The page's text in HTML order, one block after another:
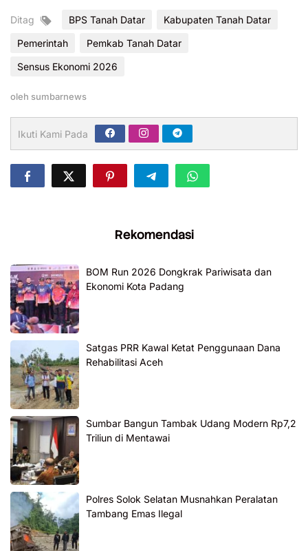
Ditag BPS Tanah Datar
Kabupaten Tanah Datar
Pemerintah
Pemkab Tanah Datar
Sensus Ekonomi 2026
oleh sumbarnews
Ikuti Kami Pada
Rekomendasi
BOM Run 2026 Dongkrak Pariwisata dan
Ekonomi Kota Padang
Satgas PRR Kawal Ketat Penggunaan Dana
Rehabilitasi Aceh
Sumbar Bangun Tambak Udang Modern Rp7,2
Triliun di Mentawai
Polres Solok Selatan Musnahkan Peralatan
Tambang Emas Ilegal